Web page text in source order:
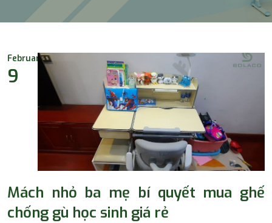
February
9
Mách nhỏ ba mẹ bí quyết mua ghế
chống gù học sinh giá rẻ